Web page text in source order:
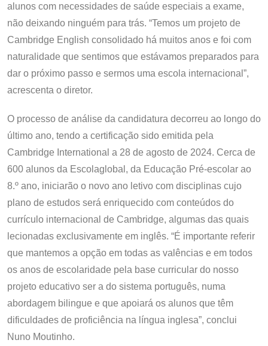
alunos com necessidades de saúde especiais a exame,
não deixando ninguém para trás. “Temos um projeto de
Cambridge English consolidado há muitos anos e foi com
naturalidade que sentimos que estávamos preparados para
dar o próximo passo e sermos uma escola internacional”,
acrescenta o diretor.
O processo de análise da candidatura decorreu ao longo do
último ano, tendo a certificação sido emitida pela
Cambridge International a 28 de agosto de 2024. Cerca de
600 alunos da Escolaglobal, da Educação Pré-escolar ao
8.º ano, iniciarão o novo ano letivo com disciplinas cujo
plano de estudos será enriquecido com conteúdos do
currículo internacional de Cambridge, algumas das quais
lecionadas exclusivamente em inglês. “É importante referir
que mantemos a opção em todas as valências e em todos
os anos de escolaridade pela base curricular do nosso
projeto educativo ser a do sistema português, numa
abordagem bilingue e que apoiará os alunos que têm
dificuldades de proficiência na língua inglesa”, conclui
Nuno Moutinho.